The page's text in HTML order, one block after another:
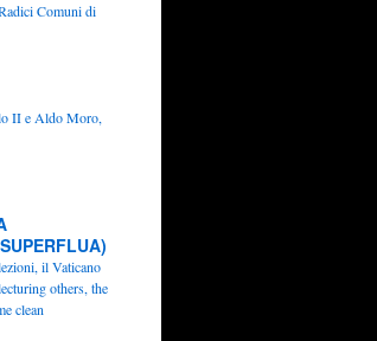
Comuni di
II e Aldo Moro,
il Vaticano
others, the
clean